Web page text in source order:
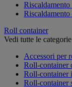
Riscaldamento
Roll container
Vedi tutte le categorie
Accessori per
Roll-container
Roll-container
Roll-container